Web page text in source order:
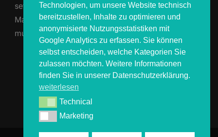
setzt ein sichtbares Zeichen. Gerade beim ersten
Mal tauchen viele Fragen auf: Tut das weh? Was
muss ich vorher wissen? Wie läuft …
MEHRÜBER „WAS DU VOR DEINEM
LESEN
Technologien, um unsere Website technisch
bereitzustellen, Inhalte zu optimieren und
anonymisierte Nutzungsstatistiken mit
Google Analytics zu erfassen. Sie können
selbst entscheiden, welche Kategorien Sie
zulassen möchten. Weitere Informationen
finden Sie in unserer Datenschutzerklärung.
weiterlesen
TechnicalTechnical
MarketingMarketing